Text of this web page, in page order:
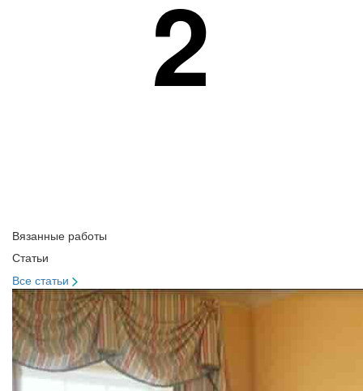
2
Вязанные работы
Статьи
Все статьи